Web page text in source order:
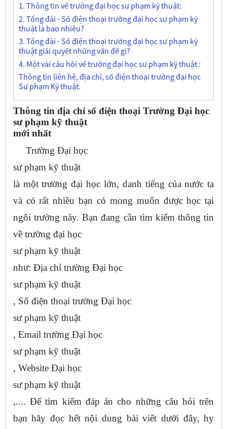
1. Thông tin về trường đại học sư phạm kỹ thuật:
2. Tổng đài - Số điện thoại trường đại học sư phạm kỹ
thuật là bao nhiêu?
3. Tổng đài - Số điện thoại trường đại học sư phạm kỹ
thuật giải quyết những vấn đề gì?
4. Một vài câu hỏi về trường đại học sư phạm kỹ thuật :
Thông tin liên hệ, địa chỉ, số điện thoại trường đại học
Sư phạm Kỹ thuật.
Thông tin địa chỉ số điện thoại Trường Đại học
sư phạm kỹ thuật
mới nhất
Trường Đại học
sư phạm kỹ thuật
là một trường đại học lớn, danh tiếng của nước ta
và có rất nhiều bạn có mong muốn được học tại
ngôi trường này. Bạn đang cần tìm kiếm thông tin
về trường đại học
sư phạm kỹ thuật
như: Địa chỉ trường Đại học
sư phạm kỹ thuật
, Số điện thoại trường Đại học
sư phạm kỹ thuật
, Email trường Đại học
sư phạm kỹ thuật
, Website Đại học
sư phạm kỹ thuật
,.... Để tìm kiếm đáp án cho những câu hỏi trên
bạn hãy đọc hết nội dung bài viết dưới đây, hy